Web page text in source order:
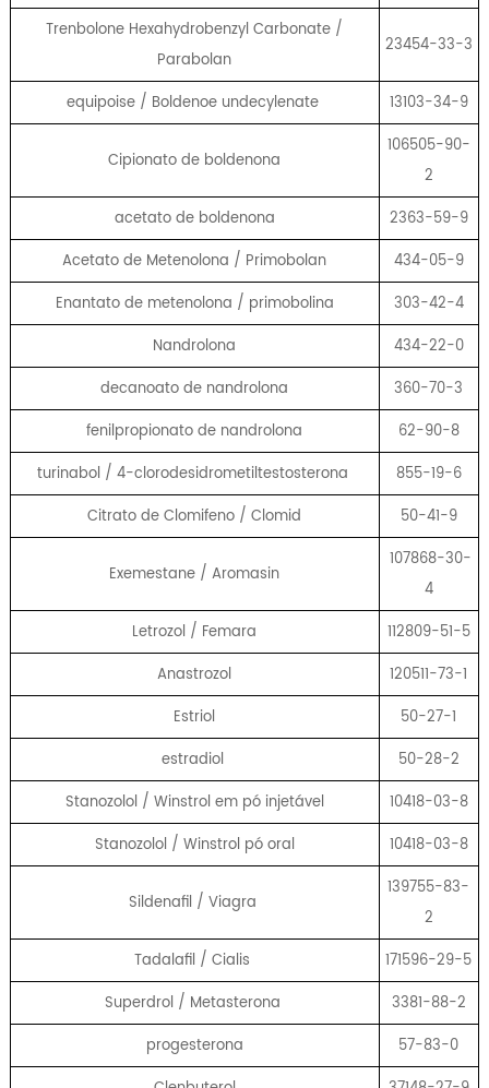
Trenbolone Hexahydrobenzyl Carbonate /
Parabolan
23454-33-3
equipoise / Boldenoe undecylenate 13103-34-9
Cipionato de boldenona
106505-90-
2
acetato de boldenona
2363-59-9
Acetato de Metenolona / Primobolan
434-05-9
Enantato de metenolona / primobolina
303-42-4
Nandrolona
434-22-0
decanoato de nandrolona
360-70-3
fenilpropionato de nandrolona
62-90-8
turinabol / 4-clorodesidrometiltestosterona
855-19-6
Citrato de Clomifeno / Clomid
50-41-9
Exemestane / Aromasin
107868-30-
4
Letrozol / Femara
112809-51-5
Anastrozol
120511-73-1
Estriol
50-27-1
estradiol
50-28-2
Stanozolol / Winstrol em pó injetável
10418-03-8
Stanozolol / Winstrol pó oral
10418-03-8
Sildenafil / Viagra
139755-83-
2
Tadalafil / Cialis
171596-29-5
Superdrol / Metasterona
3381-88-2
progesterona
57-83-0